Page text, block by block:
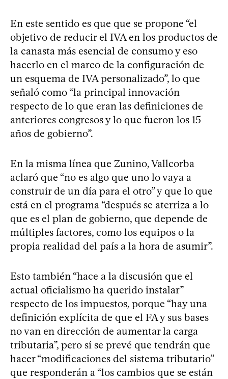
En este sentido es que que se propone “el
objetivo de reducir el IVA en los productos de
la canasta más esencial de consumo y eso
hacerlo en el marco de la configuración de
un esquema de IVA personalizado”, lo que
señaló como “la principal innovación
respecto de lo que eran las definiciones de
anteriores congresos y lo que fueron los 15
años de gobierno”.
En la misma línea que Zunino, Vallcorba
aclaró que “no es algo que uno lo vaya a
construir de un día para el otro” y que lo que
está en el programa “después se aterriza a lo
que es el plan de gobierno, que depende de
múltiples factores, como los equipos o la
propia realidad del país a la hora de asumir”.
Esto también “hace a la discusión que el
actual oficialismo ha querido instalar”
respecto de los impuestos, porque “hay una
definición explícita de que el FA y sus bases
no van en dirección de aumentar la carga
tributaria”, pero sí se prevé que tendrán que
hacer “modificaciones del sistema tributario”
que responderán a “los cambios que se están